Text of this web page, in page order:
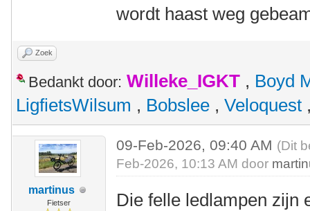
wordt haast weg
Zoek
Bedankt door: Willeke_IGKT , Boyd
LigfietsWilsum , Bobslee , Veloquest
martinus
Fietser
09-Feb-2026, 09:40 AM (Dit
Feb-2026, 10:13 AM door
Die felle ledlampen zijn